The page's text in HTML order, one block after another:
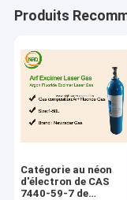
Produits
Catégorie au néon
d'électron de CAS
7440-59-7 de